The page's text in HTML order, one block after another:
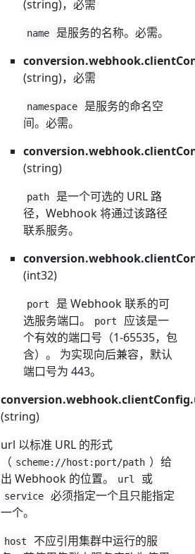
(string)，必需
name
是服务的名称。必需。
(string)，必需
namespace
是服务的命名空
间。必需。
(string)
path
是一个可选的 URL 路
径，Webhook 将通过该路径
联系服务。
(int32)
port
是 Webhook 联系的可
选服务端口。
port
应该是一
个有效的端口号（1-65535，包
含）。 为实现向后兼容，默认
端口号为 443。
(string)
url 以标准 URL 的形式
（ scheme://host:port/path ）给
出 Webhook 的位置。
url 或
service
必须指定一个且只能指定
一个。
host
不应引用集群中运行的服